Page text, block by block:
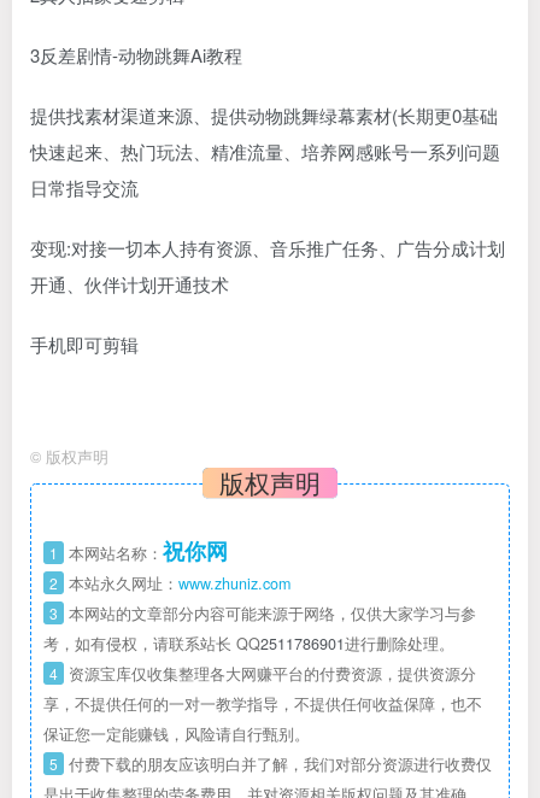
3反差剧情-动物跳舞Ai教程
提供找素材渠道来源、提供动物跳舞绿幕素材(长期更0基础
快速起来、热门玩法、精准流量、培养网感账号一系列问题
日常指导交流
变现:对接一切本人持有资源、音乐推广任务、广告分成计划
开通、伙伴计划开通技术
手机即可剪辑
© 版权声明
版权声明
1 本网站名称： 祝你网
2 本站永久网址： www.zhuniz.com
3 本网站的文章部分内容可能来源于网络，仅供大家学习与参
考，如有侵权，请联系站长 QQ2511786901进行删除处理。
4 资源宝库仅收集整理各大网赚平台的付费资源，提供资源分
享，不提供任何的一对一教学指导，不提供任何收益保障，也不
保证您一定能赚钱，风险请自行甄别。
5 付费下载的朋友应该明白并了解，我们对部分资源进行收费仅